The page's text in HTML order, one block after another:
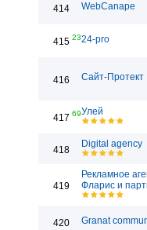
414 WebCanape
415 2324-pro
416 Сайт-Протект
417 69Улей
418
Digital agency
419
Рекламное
Фларис и
420 Granat